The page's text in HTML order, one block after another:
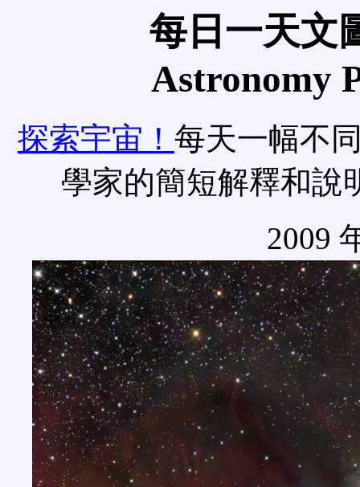
每日一天文
Astronomy
探索宇宙！ 每天一幅不
學家的簡短解釋和說
2009